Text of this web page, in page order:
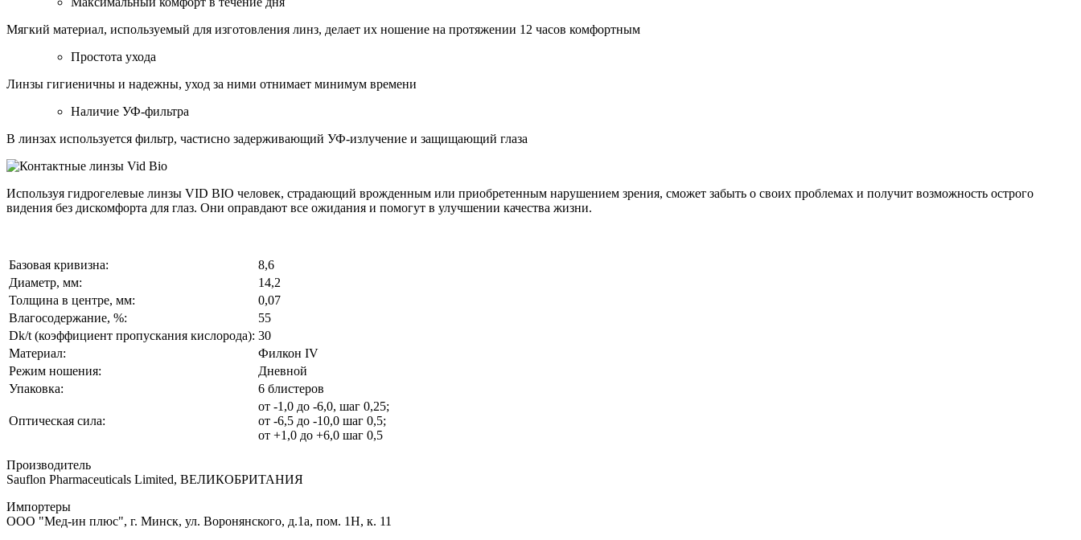
Мягкий материал, используемый для изготовления линз, делает их ношение на протяжении 12 часов комфортным
Простота ухода
Линзы гигиеничны и надежны, уход за ними отнимает минимум времени
Наличие УФ-фильтра
В линзах используется фильтр, частисно задерживающий УФ-излучение и защищающий глаза
Используя гидрогелевые линзы VID BIO человек, страдающий врожденным или приобретенным нарушением зрения, сможет забыть о своих проблемах и получит возможность острого
видения без дискомфорта для глаз. Они оправдают все ожидания и помогут в улучшении качества жизни.
Базовая кривизна:
8,6
Диаметр, мм:
14,2
Толщина в центре, мм:
0,07
Влагосодержание, %:
55
Dk/t (коэффициент пропускания кислорода): 30
Материал:
Филкон IV
Режим ношения:
Дневной
Упаковка:
6 блистеров
Оптическая сила:
от -1,0 до -6,0, шаг 0,25;
от -6,5 до -10,0 шаг 0,5;
от +1,0 до +6,0 шаг 0,5
Производитель
Sauflon Pharmaceuticals Limited, ВЕЛИКОБРИТАНИЯ
Импортеры
ООО "Мед-ин плюс", г. Минск, ул. Воронянского, д.1а, пом. 1Н, к. 11